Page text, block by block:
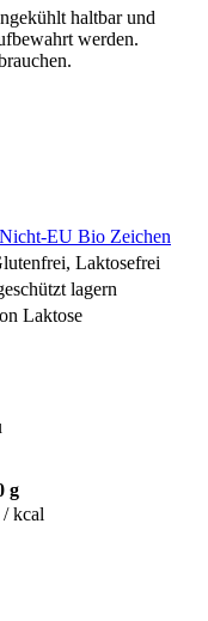
haltbar und
werden.
EU Bio Zeichen
Laktosefrei
lagern
Laktose
g
kcal